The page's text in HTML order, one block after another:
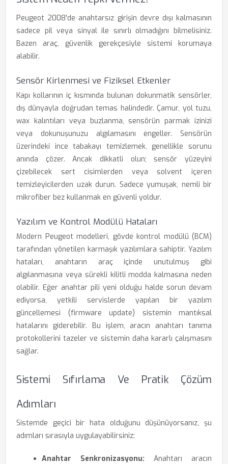
Peugeot 2008'de anahtarsız girişin devre dışı kalmasının
sadece pil veya sinyal ile sınırlı olmadığını bilmelisiniz.
Bazen araç, güvenlik gerekçesiyle sistemi korumaya
alabilir.
Sensör Kirlenmesi ve Fiziksel Etkenler
Kapı kollarının iç kısmında bulunan dokunmatik sensörler,
dış dünyayla doğrudan temas halindedir. Çamur, yol tuzu,
wax kalıntıları veya buzlanma, sensörün parmak izinizi
veya dokunuşunuzu algılamasını engeller. Sensörün
üzerindeki ince tabakayı temizlemek, genellikle sorunu
anında çözer. Ancak dikkatli olun; sensör yüzeyini
çizebilecek sert cisimlerden veya solvent içeren
temizleyicilerden uzak durun. Sadece yumuşak, nemli bir
mikrofiber bez kullanmak en güvenli yoldur.
Yazılım ve Kontrol Modülü Hataları
Modern Peugeot modelleri, gövde kontrol modülü (BCM)
tarafından yönetilen karmaşık yazılımlara sahiptir. Yazılım
hataları, anahtarın araç içinde unutulmuş gibi
algılanmasına veya sürekli kilitli modda kalmasına neden
olabilir. Eğer anahtar pili yeni olduğu halde sorun devam
ediyorsa, yetkili servislerde yapılan bir yazılım
güncellemesi (firmware update) sistemin mantıksal
hatalarını giderebilir. Bu işlem, aracın anahtarı tanıma
protokollerini tazeler ve sistemin daha kararlı çalışmasını
sağlar.
Sistemi Sıfırlama Ve Pratik Çözüm
Adımları
Sistemde geçici bir hata olduğunu düşünüyorsanız, şu
adımları sırasıyla uygulayabilirsiniz:
Anahtar Senkronizasyonu: Anahtarı aracın